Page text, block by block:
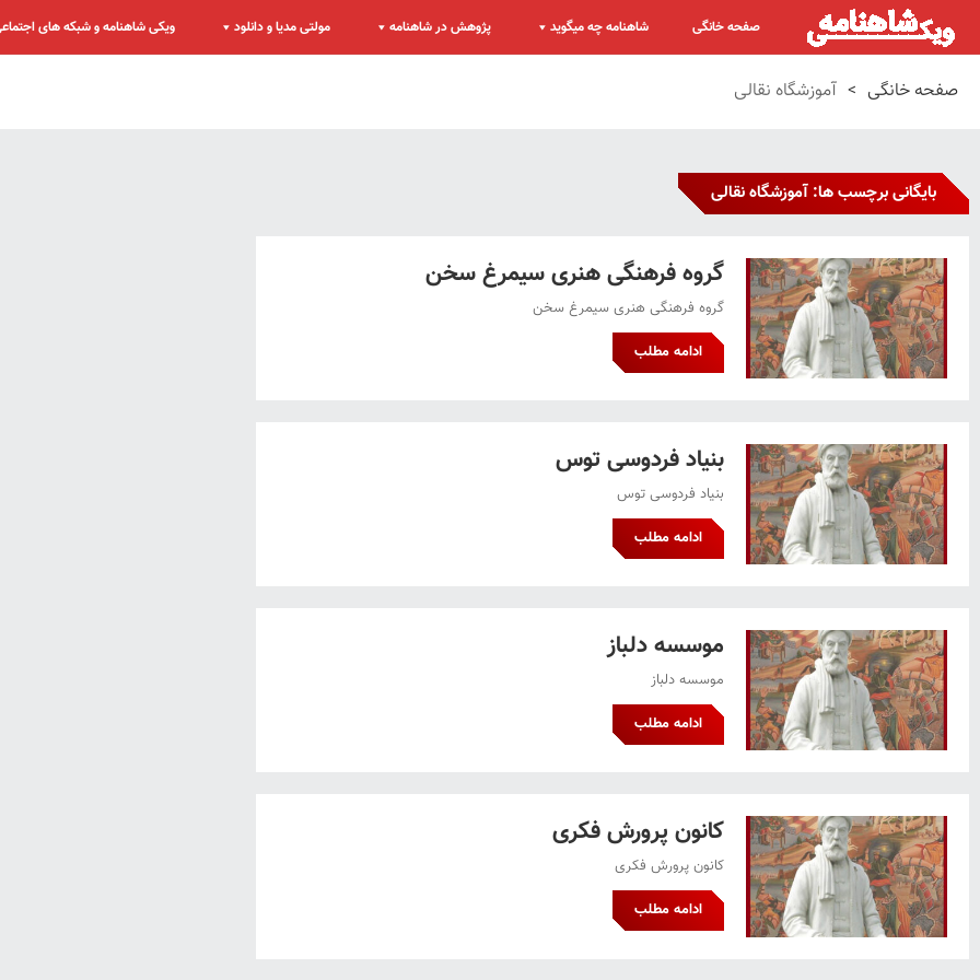
صفحه خانگی شاهنامه چه میگوید پژوهش در شاهنامه مولتی مدیا و دانلود ویکی شاهنامه و شبکه های
صفحه خانگی > آموزشگاه نقالی
بایگانی برچسب ها: آموزشگاه نقالی
گروه فرهنگی هنری سیمرغ سخن
گروه فرهنگی هنری سیمرغ سخن
ادامه مطلب
بنیاد فردوسی توس
بنیاد فردوسی توس
ادامه مطلب
موسسه دلباز
موسسه دلباز
ادامه مطلب
کانون پرورش فکری
کانون پرورش فکری
ادامه مطلب